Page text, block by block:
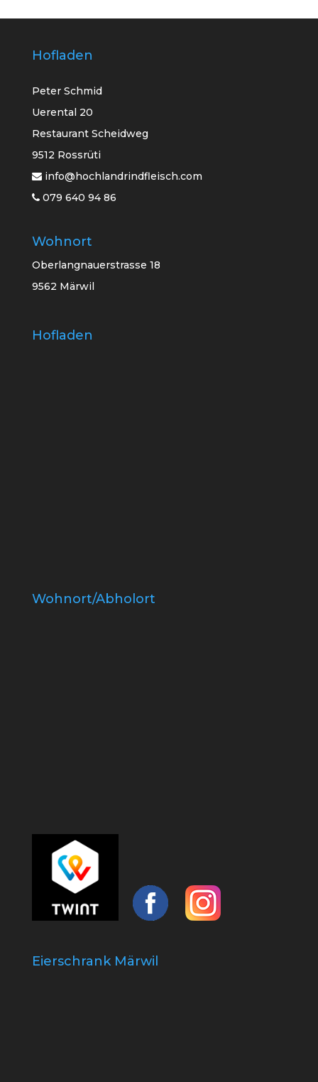
Hofladen
Peter Schmid
Uerental 20
Restaurant Scheidweg
9512 Rossrüti
info@hochlandrindfleisch.com
079 640 94 86
Wohnort
Oberlangnauerstrasse 18
9562 Märwil
Hofladen
Wohnort/Abholort
Eierschrank Märwil